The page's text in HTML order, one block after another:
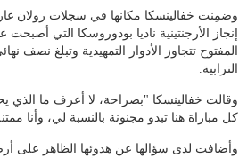
وضمِنت خفالينسكا مكانها في سجلات رولان
المفتوح تتجاوز الأدوار التمهيدية وتبلغ نصف
الترابية.
وقالت خفالينسكا "بصراحة، لا أعرف ما الذي
كل مباراة هنا تبدو مجنونة بالنسبة لي، وأنا
وأضافت لدى سؤالها عن هدوئها الظاهر على